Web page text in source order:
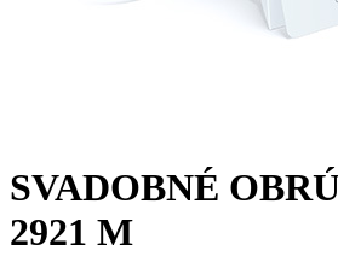
SVADOBNÉ
2921 M